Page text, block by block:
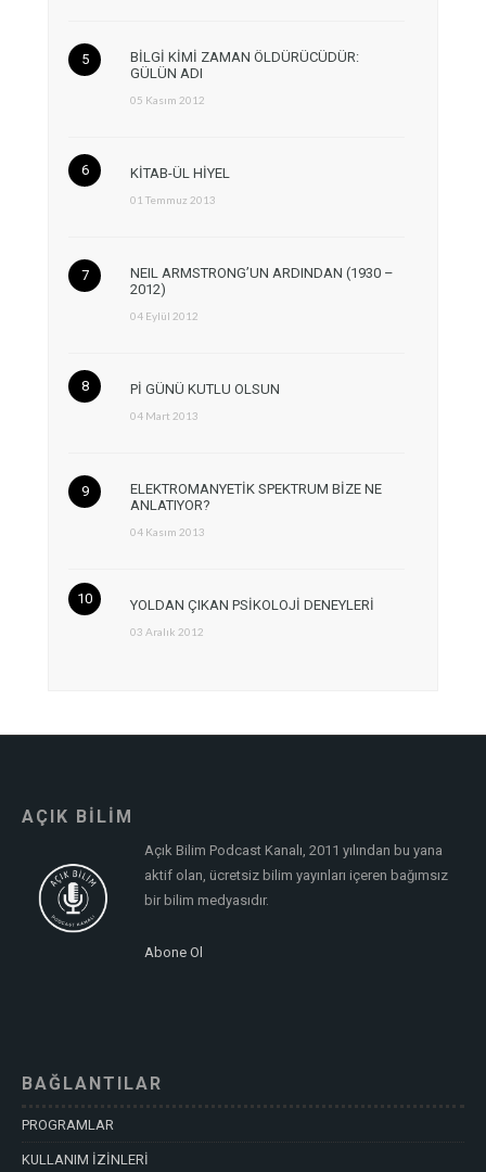
BİLGİ KİMİ ZAMAN ÖLDÜRÜCÜDÜR:
GÜLÜN ADI
05 Kasım 2012
KİTAB-ÜL HİYEL
01 Temmuz 2013
NEIL ARMSTRONG’UN ARDINDAN (1930 –
2012)
04 Eylül 2012
Pİ GÜNÜ KUTLU OLSUN
04 Mart 2013
ELEKTROMANYETİK SPEKTRUM BİZE NE
ANLATIYOR?
04 Kasım 2013
YOLDAN ÇIKAN PSİKOLOJİ DENEYLERİ
03 Aralık 2012
AÇIK BİLİM
Açık Bilim Podcast Kanalı, 2011 yılından bu yana
aktif olan, ücretsiz bilim yayınları içeren bağımsız
bir bilim medyasıdır.
Abone Ol
BAĞLANTILAR
PROGRAMLAR
KULLANIM İZİNLERİ